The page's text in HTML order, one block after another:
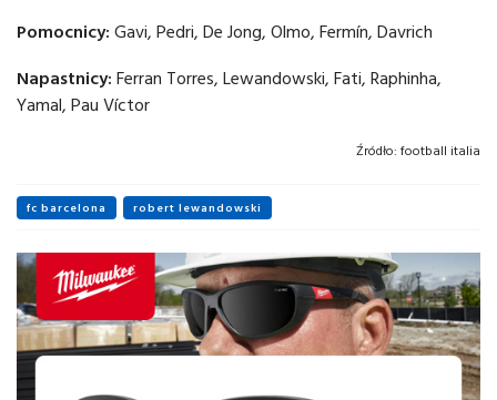
Pomocnicy: Gavi, Pedri, De Jong, Olmo, Fermín, Davrich
Napastnicy: Ferran Torres, Lewandowski, Fati, Raphinha,
Yamal, Pau Víctor
Źródło: football italia
fc barcelona robert lewandowski